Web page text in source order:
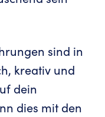
sind in
kreativ und
dein
dies mit den